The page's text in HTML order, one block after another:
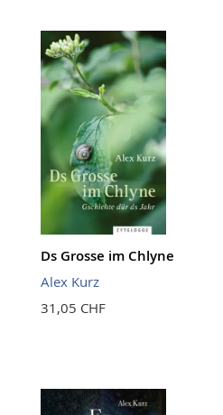
Ds Grosse im Chlyne
Alex Kurz
31,05 CHF